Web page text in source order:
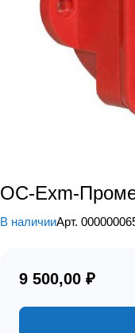
ОС-Exm-
В наличииАрт.
9 500,00 ₽